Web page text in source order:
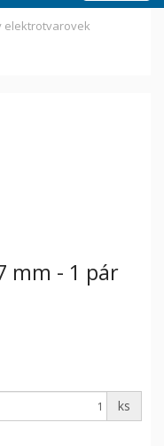
elektrotvarovek
mm - 1 pár
ks